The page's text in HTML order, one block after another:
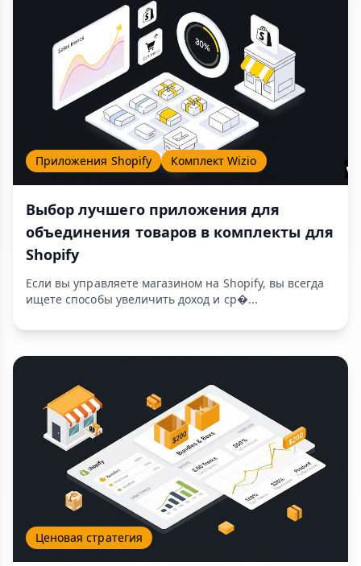
Приложения Shopify Комплект Wizio
Выбор лучшего приложения для
объединения товаров в комплекты для
Shopify
Если вы управляете магазином на Shopify, вы всегда
ищете способы увеличить доход и ср�...
Ценовая стратегия